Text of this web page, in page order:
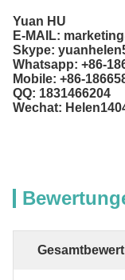
Yuan HU
E-MAIL:
Skype:
Whatsapp: +86-
Mobile: +86-
QQ: 1831466204
Wechat: